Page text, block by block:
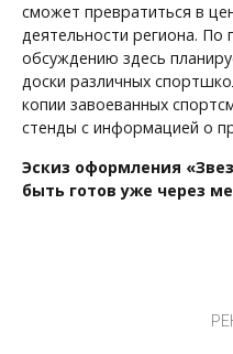
сможет превратиться в
деятельности региона. По
обсуждению здесь
доски различных
копии завоеванных
стенды с информацией о
Эскиз оформления
быть готов уже через